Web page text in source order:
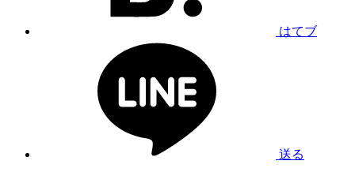
はてブ
送る